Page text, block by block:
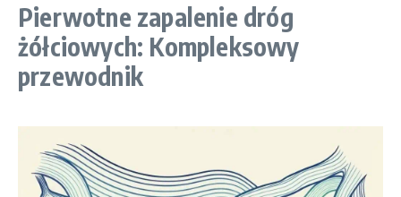
Pierwotne zapalenie dróg
żółciowych: Kompleksowy
przewodnik